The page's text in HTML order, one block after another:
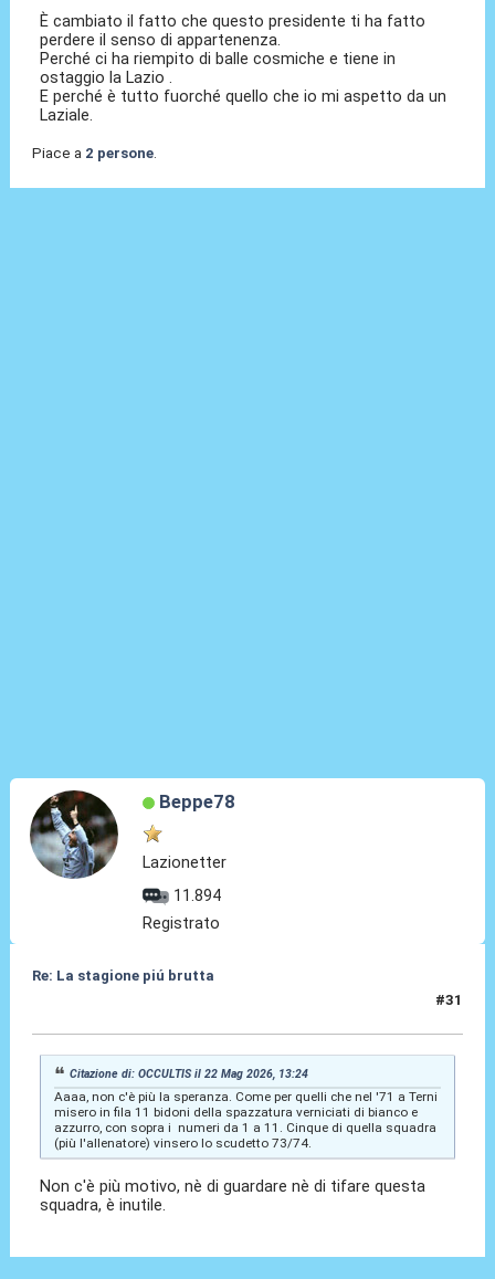
È cambiato il fatto che questo presidente ti ha fatto
perdere il senso di appartenenza.
Perché ci ha riempito di balle cosmiche e tiene in
ostaggio la Lazio .
E perché è tutto fuorché quello che io mi aspetto da un
Laziale.
Piace a 2 persone.
Beppe78
Lazionetter
11.894
Registrato
Re: La stagione piú brutta
#31
Citazione di: OCCULTIS il 22 Mag 2026, 13:24
Aaaa, non c'è più la speranza. Come per quelli che nel '71 a Terni
misero in fila 11 bidoni della spazzatura verniciati di bianco e
azzurro, con sopra i numeri da 1 a 11. Cinque di quella squadra
(più l'allenatore) vinsero lo scudetto 73/74.
Non c'è più motivo, nè di guardare nè di tifare questa
squadra, è inutile.